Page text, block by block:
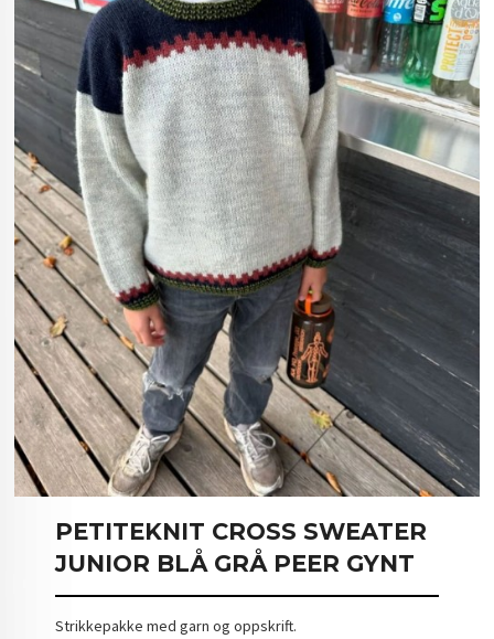
PETITEKNIT CROSS SWEATER
JUNIOR BLÅ GRÅ PEER GYNT
Strikkepakke med garn og oppskrift.